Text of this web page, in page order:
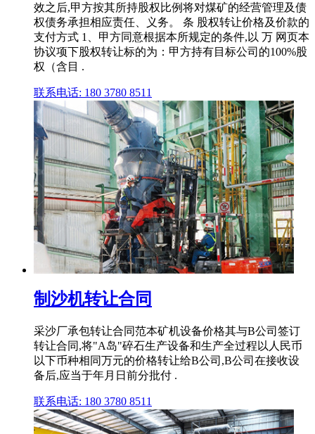
效之后,甲方按其所持股权比例将对煤矿的经营管理及债
权债务承担相应责任、义务。 条 股权转让价格及价款的
支付方式 1、甲方同意根据本所规定的条件,以 万 网页本
协议项下股权转让标的为：甲方持有目标公司的100%股
权（含目 .
联系电话: 180 3780 8511
制沙机转让合同
采沙厂承包转让合同范本矿机设备价格其与B公司签订
转让合同,将"A岛"碎石生产设备和生产全过程以人民币
以下币种相同万元的价格转让给B公司,B公司在接收设
备后,应当于年月日前分批付 .
联系电话: 180 3780 8511